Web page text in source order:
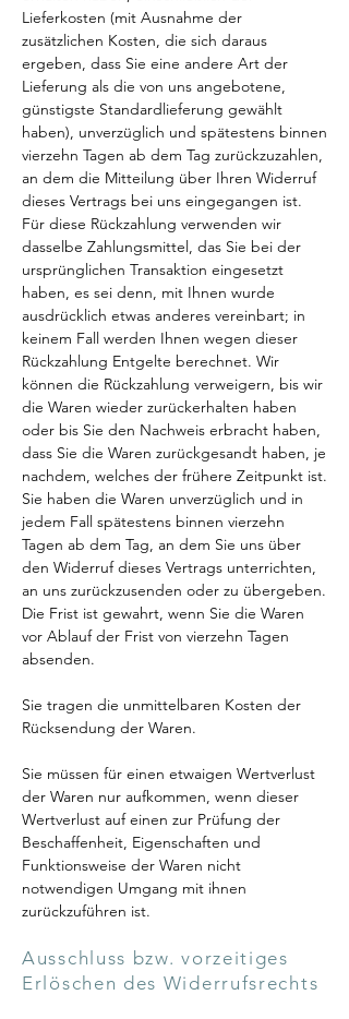
Lieferkosten (mit Ausnahme der
zusätzlichen Kosten, die sich daraus
ergeben, dass Sie eine andere Art der
Lieferung als die von uns angebotene,
günstigste Standardlieferung gewählt
haben), unverzüglich und spätestens binnen
vierzehn Tagen ab dem Tag zurückzuzahlen,
an dem die Mitteilung über Ihren Widerruf
dieses Vertrags bei uns eingegangen ist.
Für diese Rückzahlung verwenden wir
dasselbe Zahlungsmittel, das Sie bei der
ursprünglichen Transaktion eingesetzt
haben, es sei denn, mit Ihnen wurde
ausdrücklich etwas anderes vereinbart; in
keinem Fall werden Ihnen wegen dieser
Rückzahlung Entgelte berechnet. Wir
können die Rückzahlung verweigern, bis wir
die Waren wieder zurückerhalten haben
oder bis Sie den Nachweis erbracht haben,
dass Sie die Waren zurückgesandt haben, je
nachdem, welches der frühere Zeitpunkt ist.
Sie haben die Waren unverzüglich und in
jedem Fall spätestens binnen vierzehn
Tagen ab dem Tag, an dem Sie uns über
den Widerruf dieses Vertrags unterrichten,
an uns zurückzusenden oder zu übergeben.
Die Frist ist gewahrt, wenn Sie die Waren
vor Ablauf der Frist von vierzehn Tagen
absenden.
Sie tragen die unmittelbaren Kosten der
Rücksendung der Waren.
Sie müssen für einen etwaigen Wertverlust
der Waren nur aufkommen, wenn dieser
Wertverlust auf einen zur Prüfung der
Beschaffenheit, Eigenschaften und
Funktionsweise der Waren nicht
notwendigen Umgang mit ihnen
zurückzuführen ist.
Ausschluss bzw. vorzeitiges
Erlöschen des Widerrufsrechts